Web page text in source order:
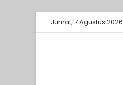
Jumat, 7 Agustus 2026